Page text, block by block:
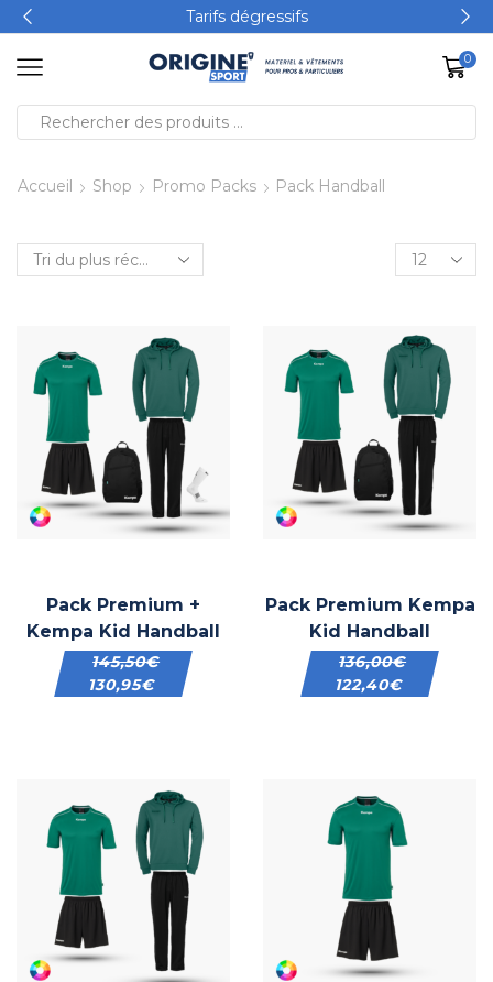
Tarifs dégressifs
0
Accueil Shop Promo Packs Pack Handball
Pack Premium +
Kempa Kid Handball
145,50€
130,95€
Pack Premium Kempa
Kid Handball
136,00€
122,40€